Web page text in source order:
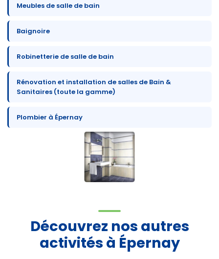
Meubles de salle de bain
Baignoire
Robinetterie de salle de bain
Rénovation et installation de salles de Bain &
Sanitaires (toute la gamme)
Plombier à Épernay
Découvrez nos autres
activités à Épernay